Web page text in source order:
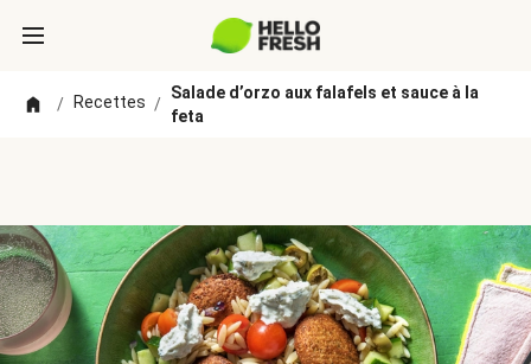
/ Recettes /
Salade d’orzo aux falafels et sauce à la
feta